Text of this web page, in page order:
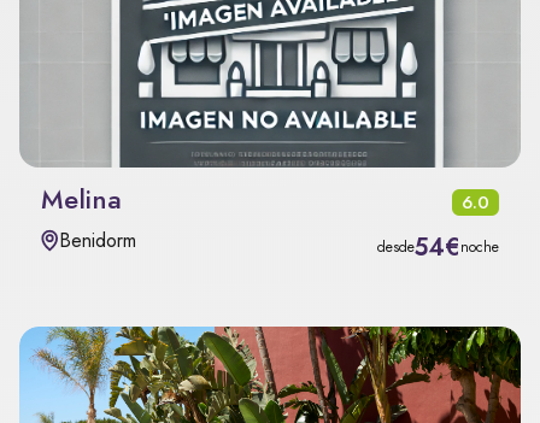
Melina 6.0
Benidorm desde54€noche